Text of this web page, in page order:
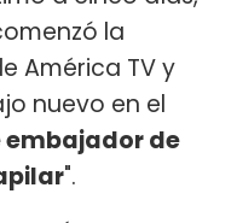
la
América TV y
nuevo en el
de
".